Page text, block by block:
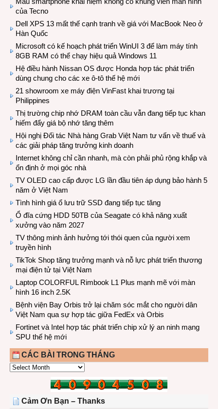
của Tecno
Dell XPS 13 mất thế cạnh tranh về giá với MacBook Neo ở
Hàn Quốc
Microsoft có kế hoạch phát triển WinUI 3 để làm máy tính
8GB RAM có thể chạy hiệu quả Windows 11
Hệ điều hành Nissan OS được Honda hợp tác phát triển
dùng chung cho các xe ô-tô thế hệ mới
21 showroom xe máy điện VinFast khai trương tại
Philippines
Thị trường chip nhớ DRAM toàn cầu vẫn đang tiếp tục khan
hiếm đẩy giá bộ nhớ tăng thêm
Hội nghị Đối tác Nhà hàng Grab Việt Nam tư vấn về thuế và
các giải pháp tăng trưởng kinh doanh
Internet không chỉ cần nhanh, mà còn phải phủ rộng khắp và
ổn định ở mọi góc nhà
TV OLED cao cấp được LG lần đầu tiên áp dụng bảo hành 5
năm ở Việt Nam
Tình hình giá ổ lưu trữ SSD đang tiếp tục tăng
Ổ đĩa cứng HDD 50TB của Seagate có khả năng xuất
xưởng vào năm 2027
TV thông minh ảnh hưởng tới thói quen của người xem
truyền hình
TikTok Shop tăng trưởng mạnh và nỗ lực phát triển thương
mại điện tử tại Việt Nam
Laptop COLORFUL Rimbook L1 Plus mạnh mẽ với màn
hình 16 inch 2.5K
Bệnh viện Bay Orbis trở lại chăm sóc mắt cho người dân
Việt Nam qua sự hợp tác giữa FedEx và Orbis
Fortinet và Intel hợp tác phát triển chip xử lý an ninh mạng
SPU thế hệ mới
CÁC BÀI TRONG THÁNG
CÁC
THÁNG
Cảm Ơn Bạn – Thanks